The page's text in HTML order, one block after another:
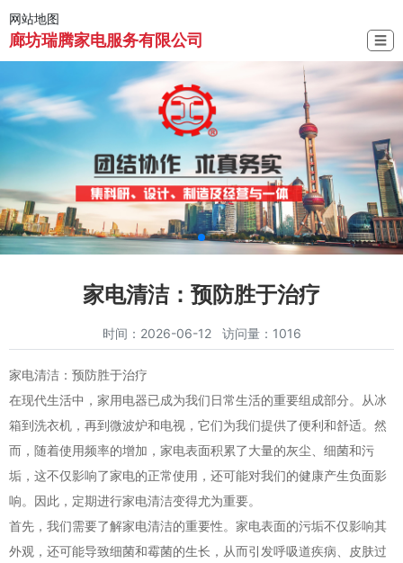
网站地图
廊坊瑞腾家电服务有限公司 ☰
家电清洁：预防胜于治疗
时间：2026-06-12 访问量：1016
家电清洁：预防胜于治疗
在现代生活中，家用电器已成为我们日常生活的重要组成部分。从冰
箱到洗衣机，再到微波炉和电视，它们为我们提供了便利和舒适。然
而，随着使用频率的增加，家电表面积累了大量的灰尘、细菌和污
垢，这不仅影响了家电的正常使用，还可能对我们的健康产生负面影
响。因此，定期进行家电清洁变得尤为重要。
首先，我们需要了解家电清洁的重要性。家电表面的污垢不仅影响其
外观，还可能导致细菌和霉菌的生长，从而引发呼吸道疾病、皮肤过